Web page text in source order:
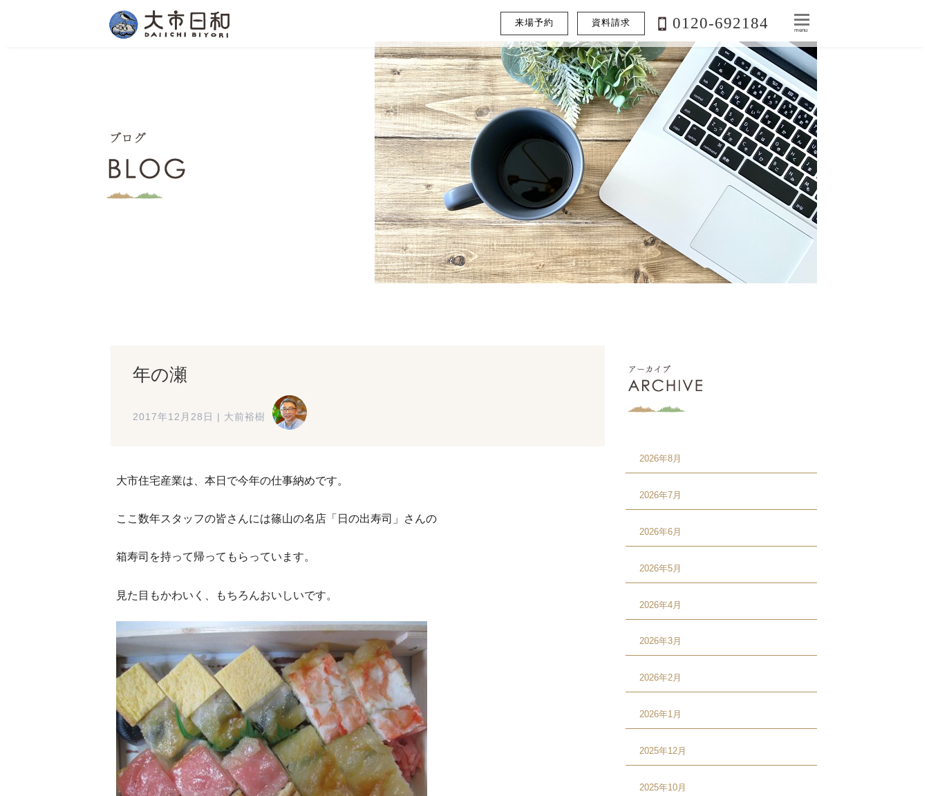
来場予約 資料請求 0120-692184 menu
年の瀬
2017年12月28日 大前裕樹
大市住宅産業は、本日で今年の仕事納めです。
ここ数年スタッフの皆さんには篠山の名店「日の出寿司」さんの
箱寿司を持って帰ってもらっています。
見た目もかわいく、もちろんおいしいです。
2026年8月
2026年7月
2026年6月
2026年5月
2026年4月
2026年3月
2026年2月
2026年1月
2025年12月
2025年10月